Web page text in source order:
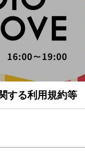
する利用規約等